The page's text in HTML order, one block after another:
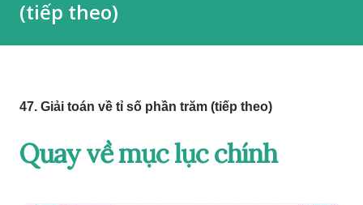
(tiếp theo)
47. Giải toán về tỉ số phần trăm (tiếp theo)
Quay về mục lục chính